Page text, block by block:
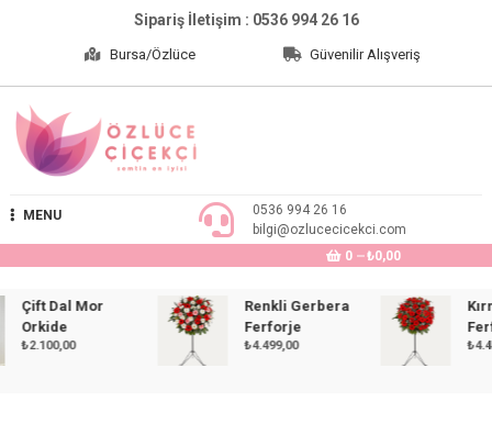
Sipariş İletişim : 0536 994 26 16
Bursa/Özlüce Güvenilir Alışveriş
Özlüce Çiçekçi
MENU
0536 994 26 16
bilgi@ozlucecicekci.com
0
₺0,00
Dal Mor
2.100,00
Renkli Gerbera
Ferforje
4.499,00